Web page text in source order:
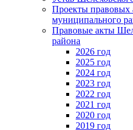
Проекты правовых
муниципального
Правовые акты
района
2026 год
2025 год
2024 год
2023 год
2022 год
2021 год
2020 год
2019 год